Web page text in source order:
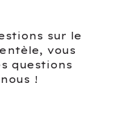
sur le
vous
questions
!